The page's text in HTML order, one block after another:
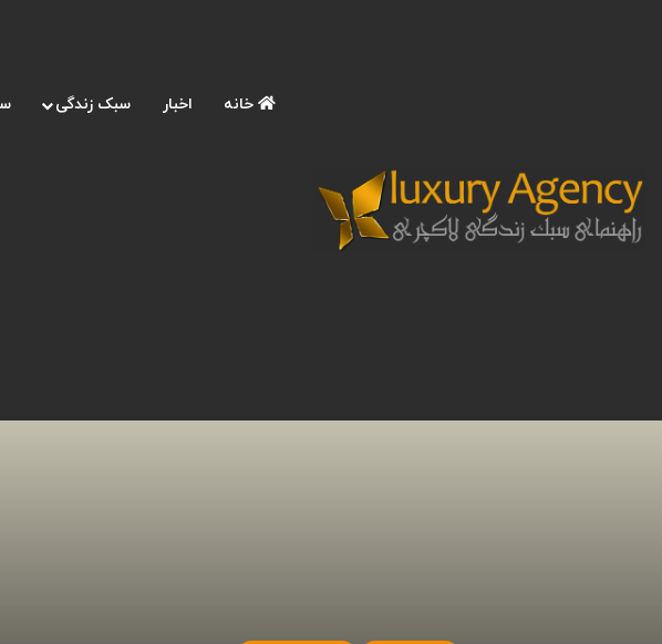
خانه اخبار سبک زندگی
صفحه اصلی/سلامت و زیبایی